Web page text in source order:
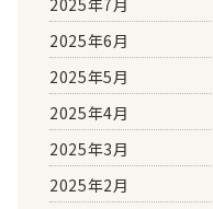
2025年7月
2025年6月
2025年5月
2025年4月
2025年3月
2025年2月